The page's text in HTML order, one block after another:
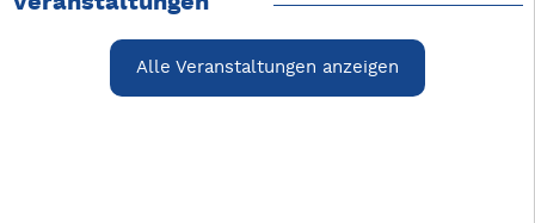
Alle Veranstaltungen anzeigen